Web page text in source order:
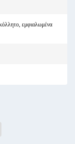
εμφιαλωμένα